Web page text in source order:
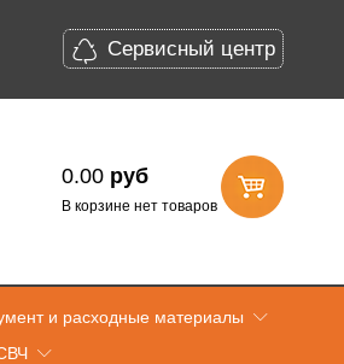
Сервисный центр
0.00 руб
В корзине нет товаров
и расходные материалы